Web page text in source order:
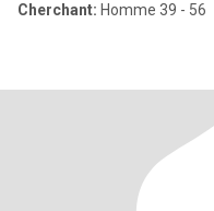
Cherchant: Homme 39 - 56